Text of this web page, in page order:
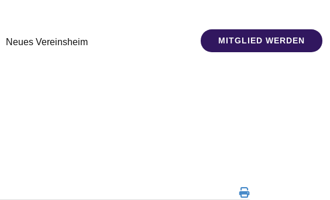
Neues Vereinsheim MITGLIED WERDEN